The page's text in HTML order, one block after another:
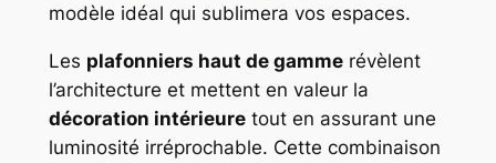
modèle idéal qui sublimera vos espaces.
Les plafonniers haut de gammerévèlent
l’architecture et mettent en valeur la
décoration intérieuretout en assurant une
luminosité irréprochable. Cette combinaison